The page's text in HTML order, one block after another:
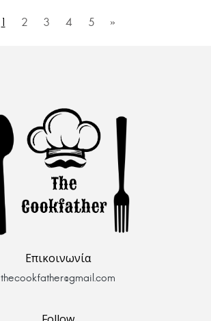
1 2 3 4 5 »
Επικοινωνία
thecookfather@gmail.com